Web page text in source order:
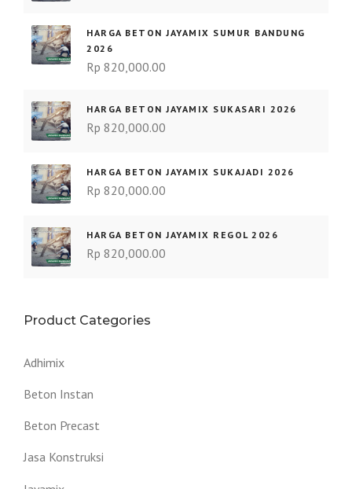
HARGA BETON JAYAMIX SUMUR BANDUNG
2026
Rp 820,000.00
HARGA BETON JAYAMIX SUKASARI 2026
Rp 820,000.00
HARGA BETON JAYAMIX SUKAJADI 2026
Rp 820,000.00
HARGA BETON JAYAMIX REGOL 2026
Rp 820,000.00
Product Categories
Adhimix
Beton Instan
Beton Precast
Jasa Konstruksi